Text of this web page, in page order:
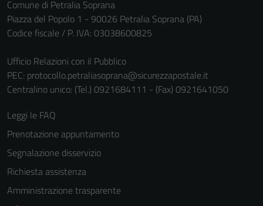
Comune di Petralia Soprana
Piazza del Popolo 1 - 90026 Petralia Soprana (PA)
Codice fiscale / P. IVA: 03038600825
Ufficio Relazioni con il Pubblico
PEC: protocollo.petraliasoprana@sicurezzapostale.it
Centralino unico: (Tel.) 0921684111 - (Fax) 0921641050
Leggi le FAQ
Prenotazione appuntamento
Segnalazione disservizio
Richiesta assistenza
Amministrazione trasparente